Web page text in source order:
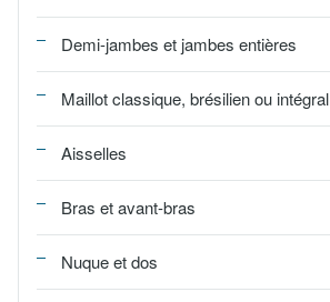
Demi-jambes et jambes entières
Maillot classique, brésilien ou intégral
Aisselles
Bras et avant-bras
Nuque et dos